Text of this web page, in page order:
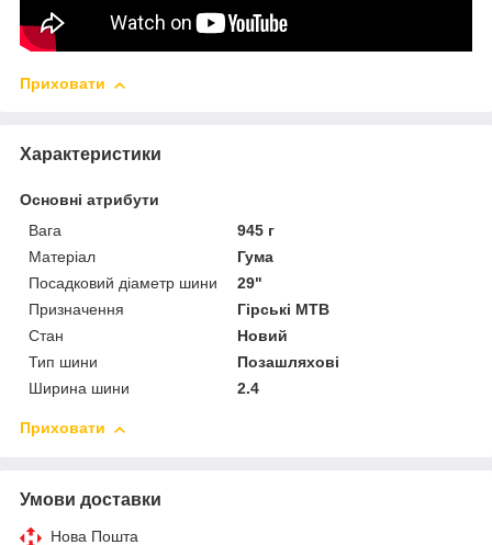
Приховати
Характеристики
Основні атрибути
Вага
945 г
Матеріал
Гума
Посадковий діаметр шини
29"
Призначення
Гірські MTB
Стан
Новий
Тип шини
Позашляхові
Ширина шини
2.4
Приховати
Умови доставки
Нова Пошта